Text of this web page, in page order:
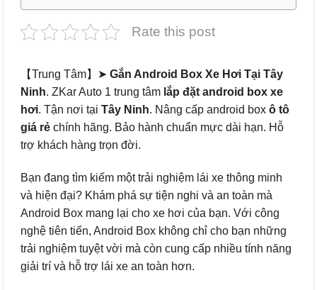
Rate this post
【Trung Tâm】➤ Gắn Android Box Xe Hơi Tại Tây
Ninh. ZKar Auto 1 trung tâm lắp đặt android box xe
hơi. Tận nơi tại Tây Ninh. Nâng cấp android box ô tô
giá rẻ chính hãng. Bảo hành chuẩn mực dài hạn. Hỗ
trợ khách hàng trọn đời.
Bạn đang tìm kiếm một trải nghiệm lái xe thông minh
và hiện đại? Khám phá sự tiện nghi và an toàn mà
Android Box mang lại cho xe hơi của bạn. Với công
nghệ tiên tiến, Android Box không chỉ cho bạn những
trải nghiệm tuyệt vời mà còn cung cấp nhiều tính năng
giải trí và hỗ trợ lái xe an toàn hơn.